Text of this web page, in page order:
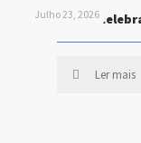
Julho 23, 2026
John Deere
Ler mais